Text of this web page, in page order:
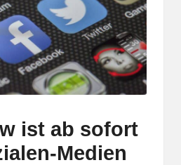
ist ab sofort
Medien